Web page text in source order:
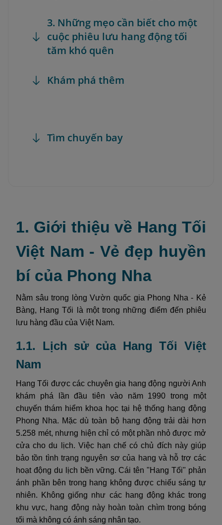
3. Những mẹo cần biết cho một
cuộc phiêu lưu hang động tối
tăm khó quên
Khám phá thêm
Tìm chuyến bay
1. Giới thiệu về Hang Tối
Việt Nam - Vẻ đẹp huyền
bí của Phong Nha
Nằm sâu trong lòng Vườn quốc gia Phong Nha - Kẻ
Bàng, Hang Tối là một trong những điểm đến phiêu
lưu hàng đầu của Việt Nam.
1.1. Lịch sử của Hang Tối Việt
Nam
Hang Tối được các chuyên gia hang động người Anh
khám phá lần đầu tiên vào năm 1990 trong một
chuyến thám hiểm khoa học tại hệ thống hang động
Phong Nha. Mặc dù toàn bộ hang động trải dài hơn
5.258 mét, nhưng hiện chỉ có một phần nhỏ được mở
cửa cho du lịch. Việc hạn chế có chủ đích này giúp
bảo tồn tình trạng nguyên sơ của hang và hỗ trợ các
hoạt động du lịch bền vững. Cái tên "Hang Tối" phản
ánh phần bên trong hang không được chiếu sáng tự
nhiên. Không giống như các hang động khác trong
khu vực, hang động này hoàn toàn chìm trong bóng
tối mà không có ánh sáng nhân tạo.